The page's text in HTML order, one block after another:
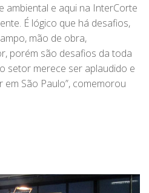
ambiental e aqui na InterCorte
É lógico que há desafios,
mão de obra,
porém são desafios da toda
setor merece ser aplaudido e
São Paulo”, comemorou